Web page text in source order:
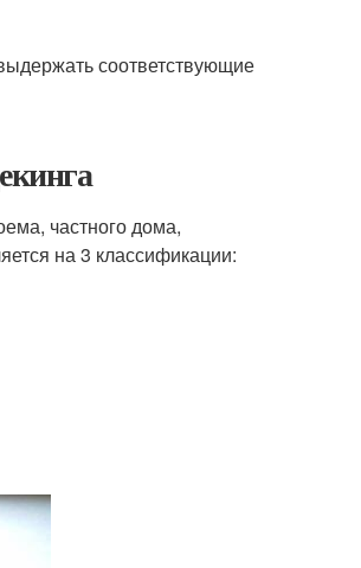
соответствующие
частного дома,
на 3 классификации: